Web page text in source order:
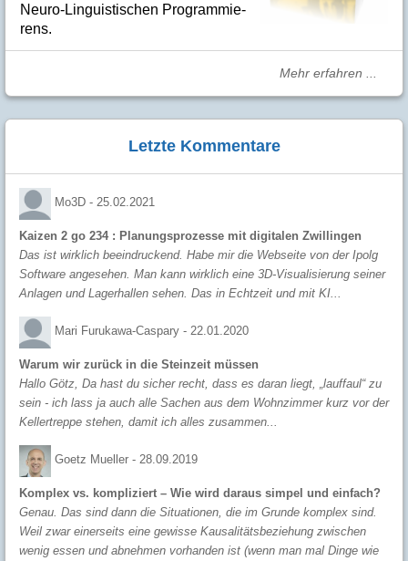
Neuro-Linguis­­ti­schen Pro­­gram­­mie­­
rens.
Mehr erfahren ...
Letzte Kommentare
Mo3D - 25.02.2021
Kaizen 2 go 234 : Planungsprozesse mit digitalen Zwillingen
Das ist wirklich beeindruckend. Habe mir die Webseite von der Ipolg
Software angesehen. Man kann wirklich eine 3D-Visualisierung seiner
Anlagen und Lagerhallen sehen. Das in Echtzeit und mit KI...
Mari Furukawa-Caspary - 22.01.2020
Warum wir zurück in die Steinzeit müssen
Hallo Götz, Da hast du sicher recht, dass es daran liegt, „lauffaul“ zu
sein - ich lass ja auch alle Sachen aus dem Wohnzimmer kurz vor der
Kellertreppe stehen, damit ich alles zusammen...
Goetz Mueller - 28.09.2019
Komplex vs. kompliziert – Wie wird daraus simpel und einfach?
Genau. Das sind dann die Situationen, die im Grunde komplex sind.
Weil zwar einerseits eine gewisse Kausalitätsbeziehung zwischen
wenig essen und abnehmen vorhanden ist (wenn man mal Dinge wie